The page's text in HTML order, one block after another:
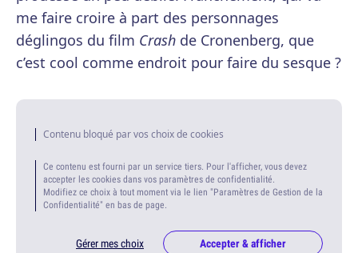
me faire croire à part des personnages
déglingos du film Crash de Cronenberg, que
c’est cool comme endroit pour faire du sesque ?
Contenu bloqué par vos choix de cookies
Ce contenu est fourni par un service tiers. Pour l'afficher, vous devez
accepter les cookies dans vos paramètres de confidentialité.
Modifiez ce choix à tout moment via le lien "Paramètres de Gestion de la
Confidentialité" en bas de page.
Gérer mes choix Accepter & afficher